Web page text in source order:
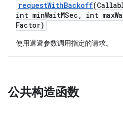
requestWithBackoff
int minWaitMSec , int max
Factor)
使用退避参数调用指定的请求。
公共构造函数